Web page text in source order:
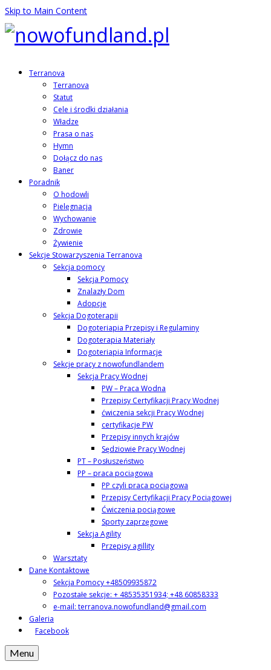
Skip to Main Content
Terranova
Terranova
Statut
Cele i środki działania
Władze
Prasa o nas
Hymn
Dołącz do nas
Baner
Poradnik
O hodowli
Pielęgnacja
Wychowanie
Zdrowie
Żywienie
Sekcje Stowarzyszenia Terranova
Sekcja pomocy
Sekcja Pomocy
Znalazły Dom
Adopcje
Sekcja Dogoterapii
Dogoteriapia Przepisy i Regulaminy
Dogoterapia Materiały
Dogoteriapia Informacje
Sekcje pracy z nowofundlandem
Sekcja Pracy Wodnej
PW – Praca Wodna
Przepisy Certyfikacji Pracy Wodnej
ćwiczenia sekcji Pracy Wodnej
certyfikacje PW
Przepisy innych krajów
Sędziowie Pracy Wodnej
PT – Posłuszeństwo
PP – praca pociągowa
PP czyli praca pociągowa
Przepisy Certyfikacji Pracy Pociągowej
Ćwiczenia pociągowe
Sporty zaprzęgowe
Sekcja Agility
Przepisy agillity
Warsztaty
Dane Kontaktowe
Sekcja Pomocy +48509935872
Pozostałe sekcje: + 48535351934; +48 60858333
e-mail: terranova.nowofundland@gmail.com
Galeria
Facebook
Menu